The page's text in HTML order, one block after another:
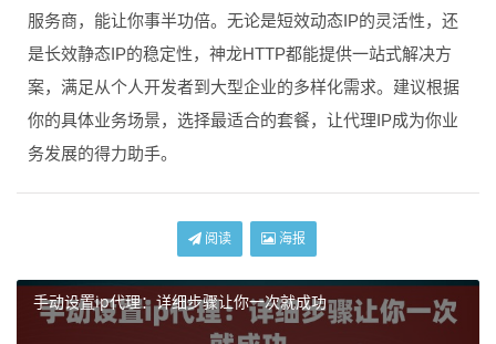
服务商，能让你事半功倍。无论是短效动态IP的灵活性，还
是长效静态IP的稳定性，神龙HTTP都能提供一站式解决方
案，满足从个人开发者到大型企业的多样化需求。建议根据
你的具体业务场景，选择最适合的套餐，让代理IP成为你业
务发展的得力助手。
阅读 海报
手动设置ip代理：详细步骤让你一次就成功